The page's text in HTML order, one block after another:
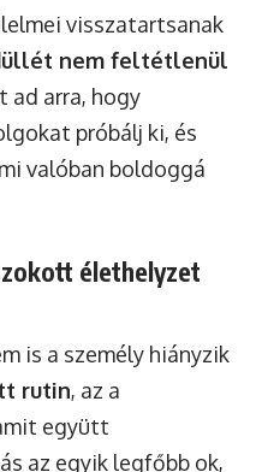
visszatartsanak
nem feltétlenül
ad arra, hogy
próbálj ki, és
valóban boldoggá
élethelyzet
is a személy hiányzik
rutin, az a
együtt
az egyik legfőbb ok,